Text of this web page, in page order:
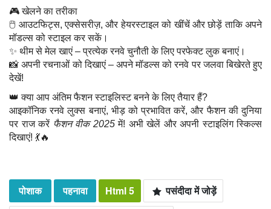
🎮 खेलने का तरीका
🖱 आउटफिट्स, एक्सेसरीज़, और हेयरस्टाइल को खींचें और छोड़ें ताकि अपने
मॉडल्स को स्टाइल कर सकें।
✨ थीम से मेल खाएं – प्रत्येक रनवे चुनौती के लिए परफेक्ट लुक बनाएं।
📸 अपनी रचनाओं को दिखाएं – अपने मॉडल्स को रनवे पर जलवा बिखेरते हुए
देखें!
👑 क्या आप अंतिम फैशन स्टाइलिस्ट बनने के लिए तैयार हैं?
आइकॉनिक रनवे लुक्स बनाएं, भीड़ को प्रभावित करें, और फैशन की दुनिया
पर राज करें फैशन वीक 2025में! अभी खेलें और अपनी स्टाइलिंग स्किल्स
दिखाएं! 💃🔥
पोशाक पहनावा Html 5
पसंदीदा में जोड़ें